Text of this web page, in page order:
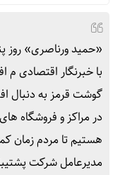
«حمید ورناصری»
با خبرنگار اقتصادی م
گوشت قرمز به دنبال
در مراکز و فروشگاه
هستیم تا مردم زمان
مدیرعامل شرکت